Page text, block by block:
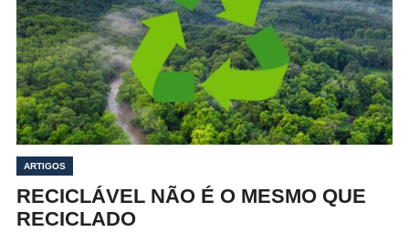
ARTIGOS
RECICLÁVEL NÃO É O MESMO QUE
RECICLADO